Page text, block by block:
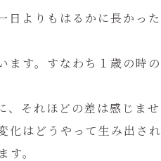
日よりもはるかに長かった
ます。すなわち１歳の時の
、それほどの差は感じませ
化はどうやって生み出され
。